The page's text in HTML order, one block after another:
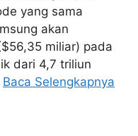
yang sama
akan
miliar) pada
dari 4,7 triliun
Baca Selengkapnya